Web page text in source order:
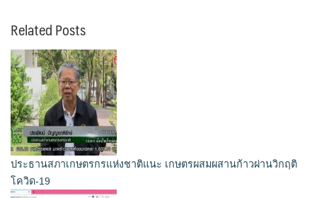
Related Posts
ประธานสภาเกษตรกรแห่งชาติแนะ เกษตรผสมผสานก้าวผ่านวิกฤติ
โควิด-19